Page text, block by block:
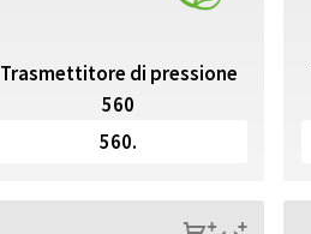
Trasmettitore di pressione
560
560.